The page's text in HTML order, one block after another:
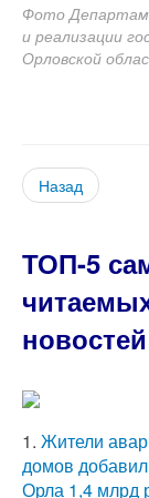
Фото
и реализации
Орловской
Назад
ТОП-5
новостей
1. Жители
домов
Орла 1,4 млрд